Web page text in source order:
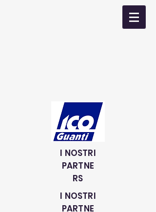
I NOSTRI
PARTNE
RS
I NOSTRI
PARTNE